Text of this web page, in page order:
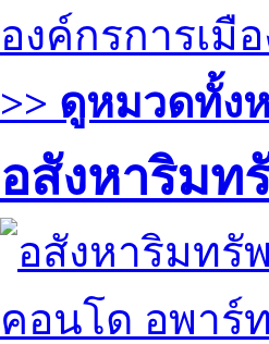
องค์กรการเมือ
>> ดูหมวดทั้ง
อสังหาริมท
คอนโด อพาร์